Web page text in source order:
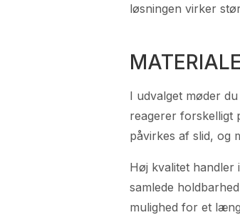
løsningen virker
I udvalget møder
reagerer forskelligt
påvirkes af slid, og
Høj kvalitet handler
samlede
mulighed for et